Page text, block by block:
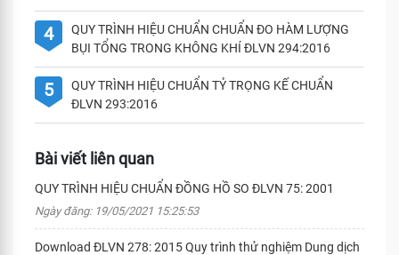
4
QUY TRÌNH HIỆU CHUẨN CHUẨN ĐO HÀM LƯỢNG
BỤI TỔNG TRONG KHÔNG KHÍ ĐLVN 294:2016
5
QUY TRÌNH HIỆU CHUẨN TỶ TRỌNG KẾ CHUẨN
ĐLVN 293:2016
Bài viết liên quan
QUY TRÌNH HIỆU CHUẨN ĐỒNG HỒ SO ĐLVN 75: 2001
Ngày đăng: 19/05/2021 15:25:53
Download ĐLVN 278: 2015 Quy trình thử nghiệm Dung dịch